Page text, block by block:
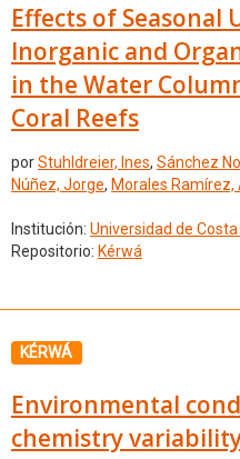
Effects of Seasonal
Inorganic and
in the Water
Coral Reefs
porStuhldreier, Ines, Sánchez
Núñez, Jorge, Morales Ramírez,
Institución: Universidad de Costa
Repositorio: Kérwá
KÉRWÁ
Environmental
chemistry